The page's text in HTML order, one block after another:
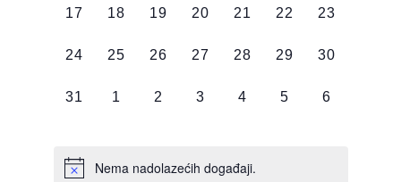
0
17
0
18
0
19
0
20
0
21
0
22
0
23
0
24
0
25
0
26
0
27
0
28
0
29
0
30
0
31
0
1
0
2
0
3
0
4
0
5
0
6
Nema nadolazećih događaji.